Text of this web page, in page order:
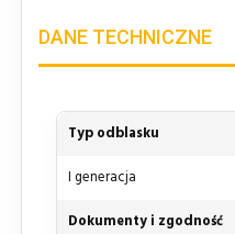
DANE TECHNICZNE
Typ odblasku
I generacja
Dokumenty i zgodność